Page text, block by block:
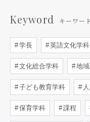
Keyword キーワー
学長 英語文化学科
文化総合学科 地域
子ども教育学科 人
保育学科 課程